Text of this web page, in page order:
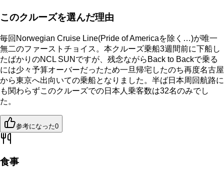
このクルーズを選んだ理由
毎回Norwegian Cruise Line(Pride of Americaを除く…)が唯一
無二のファーストチョイス。本クルーズ乗船3週間前に下船し
たばかりのNCL SUNですが、残念ながらBack to Backで乗る
には少々予算オーバーだったため一旦帰宅したのち再度名古屋
から東京へ出向いての乗船となりました。半ば日本周回航路に
も関わらずこのクルーズでの日本人乗客数は32名のみでし
た。
参考になった0
食事